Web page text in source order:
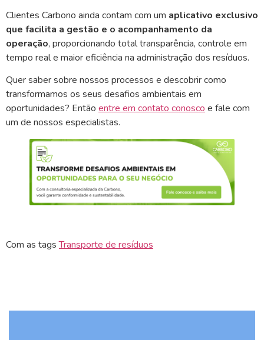
Clientes Carbono ainda contam com um aplicativo exclusivo
que facilita a gestão e o acompanhamento da
operação, proporcionando total transparência, controle em
tempo real e maior eficiência na administração dos resíduos.
Quer saber sobre nossos processos e descobrir como
transformamos os seus desafios ambientais em
oportunidades? Então entre em contato conosco e fale com
um de nossos especialistas.
Com as tagsTransporte de resíduos